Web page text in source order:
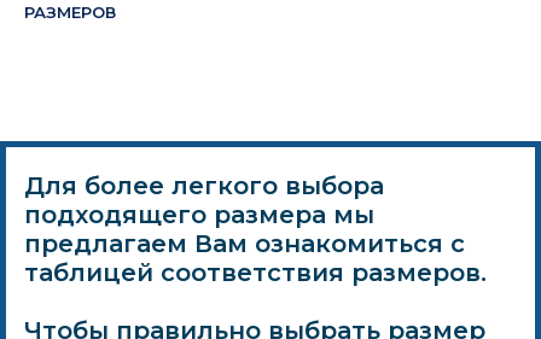
РАЗМЕРОВ
Для более легкого выбора
подходящего размера мы
предлагаем Вам ознакомиться с
таблицей соответствия размеров.
Чтобы правильно выбрать размер